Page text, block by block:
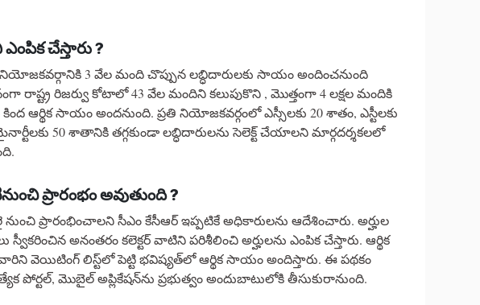
చేస్తారు ?
నియోజకవర్గానికి 3 వేల మంది చొప్పున లబ్ధిదారులకు సాయం అందించనుంది
రాష్ట్ర రిజర్వు కోటాలో 43 వేల మందిని కలుపుకొని , మొత్తంగా 4 లక్షల మందికి
కింద ఆర్థిక సాయం అందనుంది. ప్రతి నియోజకవర్గంలో ఎస్సీలకు 20 శాతం, ఎస్టీలకు
50 శాతానికి తగ్గకుండా లబ్ధిదారులను సెలెక్ట్ చేయాలని మార్గదర్శకలలో
ప్రారంభం అవుతుంది ?
ప్రారంభించాలని సీఎం కేసీఆర్ ఇప్పటికే అధికారులను ఆదేశించారు. అర్హుల
స్వీకరించిన అనంతరం కలెక్టర్ వాటిని పరిశీలించి అర్హులను ఎంపిక చేస్తారు. ఆర్థిక
వెయిటింగ్‌ లిస్ట్‌లో పెట్టి భవిష్యత్‌లో ఆర్థిక సాయం అందిస్తారు. ఈ పథకం
పోర్టల్‌, మొబైల్‌ అప్లికేషన్‌ను ప్రభుత్వం అందుబాటులోకి తీసుకురానుంది.